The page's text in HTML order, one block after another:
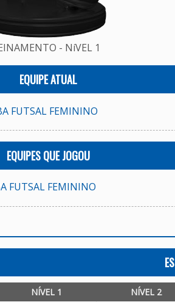
- NíVEL 1
EQUIPE ATUAL
FUTSAL FEMININO
EQUIPES QUE JOGOU
FUTSAL FEMININO
NÍVEL 1 NÍVEL 2